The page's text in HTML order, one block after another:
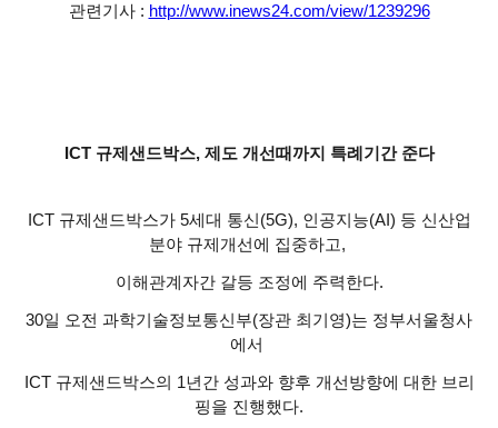
관련기사 : http://www.inews24.com/view/1239296
ICT 규제샌드박스, 제도 개선때까지 특례기간 준다
ICT 규제샌드박스가 5세대 통신(5G), 인공지능(AI) 등 신산업
분야 규제개선에 집중하고,
이해관계자간 갈등 조정에 주력한다.
30일 오전 과학기술정보통신부(장관 최기영)는 정부서울청사
에서
ICT 규제샌드박스의 1년간 성과와 향후 개선방향에 대한 브리
핑을 진행했다.